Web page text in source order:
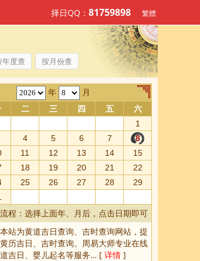
年度查 按月份查
择日QQ： 81759898 繁體
年 月
二 三 四 五
六
1
4 5 6 7
8
11 12 13 14
15
18 19 20 21
22
25 26 27 28
29
程：选择上面年、月后，点击日期即可
本站为黄道吉日查询、 吉时查询网站，提
历吉日、吉时查询。周易大师专业在线
吉日、婴儿起名等服务… [ 详情 ]